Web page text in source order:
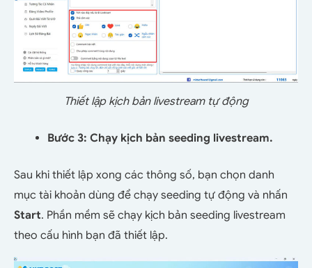
Thiết lập kịch bản livestream tự động
Bước 3: Chạy kịch bản seeding livestream.
Sau khi thiết lập xong các thông số, bạn chọn danh
mục tài khoản dùng để chạy seeding tự động và nhấn
Start. Phần mềm sẽ chạy kịch bản seeding livestream
theo cấu hình bạn đã thiết lập.